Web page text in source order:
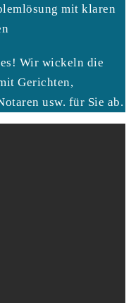
mit klaren
Wir wickeln die
Gerichten,
usw. für Sie ab.